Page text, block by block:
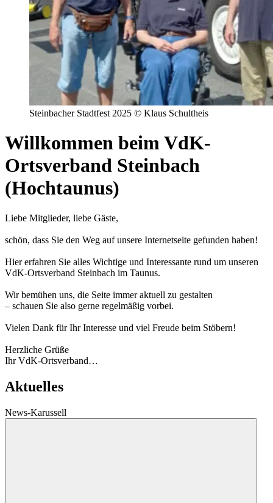
Steinbacher Stadtfest 2025 © Klaus Schultheis
Willkommen beim VdK-
Ortsverband Steinbach
(Hochtaunus)
Liebe Mitglieder, liebe Gäste,
schön, dass Sie den Weg auf unsere Internetseite gefunden haben!
Hier erfahren Sie alles Wichtige und Interessante rund um unseren
VdK-Ortsverband Steinbach im Taunus.
Wir bemühen uns, die Seite immer aktuell zu gestalten
– schauen Sie also gerne regelmäßig vorbei.
Vielen Dank für Ihr Interesse und viel Freude beim Stöbern!
Herzliche Grüße
Ihr VdK-Ortsverband…
Aktuelles
News-Karussell